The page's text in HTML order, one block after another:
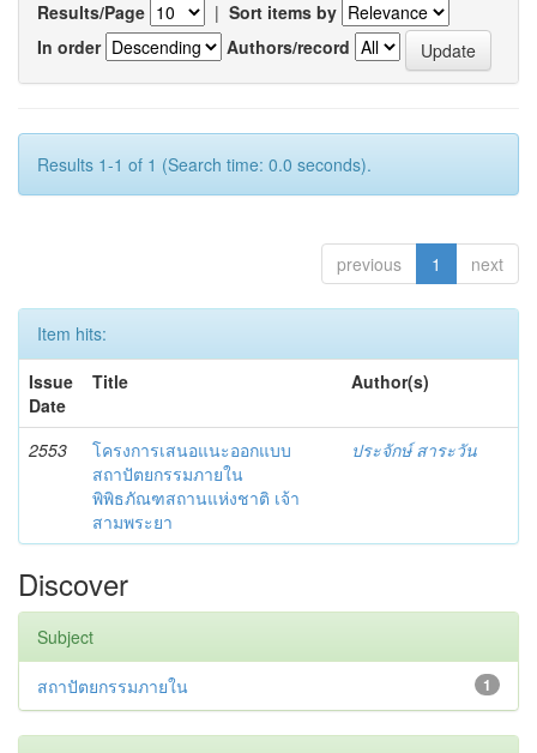
Results/Page | Sort items by
In order
Authors/record
Results 1-1 of 1 (Search time: 0.0 seconds).
previous 1 next
Item hits:
Issue
Date
Title Author(s)
2553
โครงการเสนอแนะออกแบบ
สถาปัตยกรรมภายใน
พิพิธภัณฑสถานแห่งชาติ เจ้า
สามพระยา
ประจักษ์ สาระวัน
Discover
Subject
1
สถาปัตยกรรมภายใน